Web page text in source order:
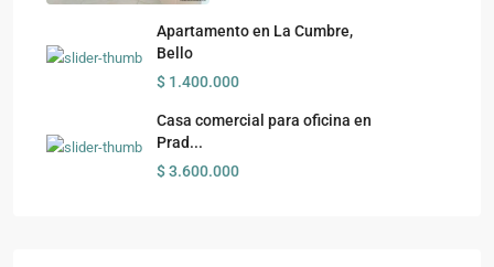
Apartamento en La Cumbre,
Bello
$ 1.400.000
Casa comercial para oficina en
Prad...
$ 3.600.000